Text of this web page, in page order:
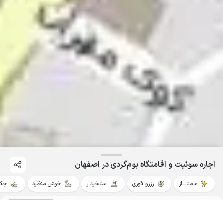
اجاره سوئیت و اقامتگاه بوم‌گردی در اصفهان
مـمـتــــاز رزرو فوری استخردار خوش منظره